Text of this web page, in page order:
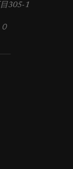
305-1